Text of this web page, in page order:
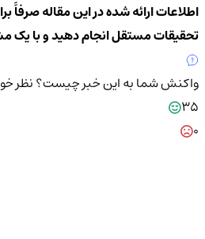
اطلاعات ارائه شده در این مقاله
تحقیقات مستقل انجام دهید و با یک
واکنش شما به این خبر چیست؟نظر
35
0